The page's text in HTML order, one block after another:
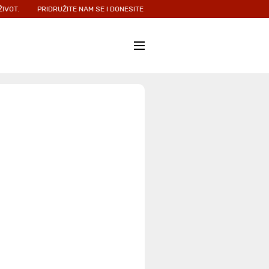
PRIDRUŽITE NAM SE I DONESITE NADU I LJUBAV ONIMA KOJIMA JE